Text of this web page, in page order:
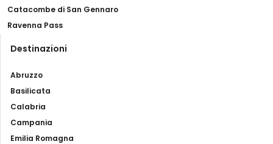
Catacombe di San Gennaro
Ravenna Pass
Destinazioni
Abruzzo
Basilicata
Calabria
Campania
Emilia Romagna